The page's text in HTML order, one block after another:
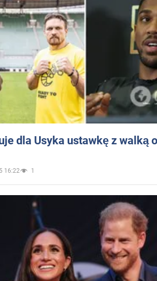
dla Usyka ustawkę z walką
16:22 1